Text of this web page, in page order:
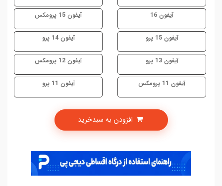
آیفون 16 آیفون 15 پرومکس
آیفون 15 پرو آیفون 14 پرو
آیفون 13 پرو آیفون 12 پرومکس
آیفون 11 پرومکس آیفون 11 پرو